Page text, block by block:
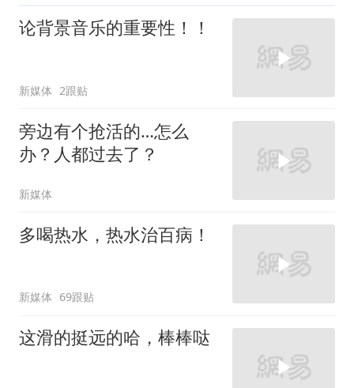
论背景音乐的重要性！！
新媒体 2跟贴
旁边有个抢活的…怎么
办？人都过去了？
新媒体
多喝热水，热水治百病！
新媒体 69跟贴
这滑的挺远的哈，棒棒哒